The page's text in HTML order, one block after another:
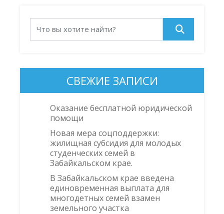
СВЕЖИЕ ЗАПИСИ
Оказание бесплатной юридической
помощи
Новая мера соцподдержки:
жилищная субсидия для молодых
студенческих семей в
Забайкальском крае.
В Забайкальском крае введена
единовременная выплата для
многодетных семей взамен
земельного участка